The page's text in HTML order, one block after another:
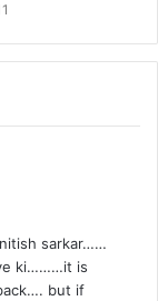
sarkar……
ki………it is
but if